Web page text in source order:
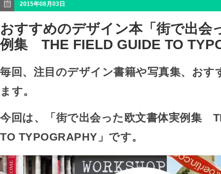
2015年08月03日
おすすめのデザイン本「街で出会
例集 THE FIELD GUIDE TO
毎回、注目のデザイン書籍や写真集、おす
ます。
今回は、「街で出会った欧文書体実例集
TO TYPOGRAPHY」です。